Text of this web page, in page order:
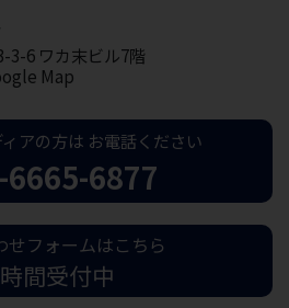
3-6 ワカ末ビル7階
Map
ィアの方は お電話ください
6665-6877
せフォームはこちら
間受付中